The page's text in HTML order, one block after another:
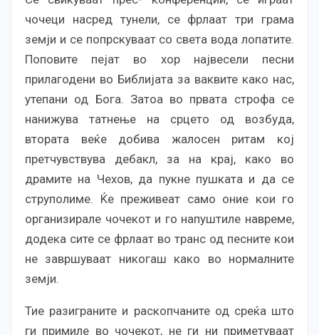
чочеци насред тунели, се фрлаат три грама
земји и се попрскуваат со света вода лопатите.
Поповите пејат во хор највесели песни
прилагодени во Библијата за ваквите како нас,
утепани од Бога. Затоа во првата строфа се
нанижува татнење на срцето од возбуда,
втората веќе добива жалосен ритам кој
претчувствува дебакл, за на крај, како во
драмите на Чехов, да пукне пушката и да се
струполиме. Ќе преживеат само оние кои го
организирале чочекот и го напуштиле навреме,
додека сите се фрлаат во транс од песните кои
не завршуваат никогаш како во нормалните
земји.
Тие разиграните и раскопчаните од среќа што
ги примиле во чочекот, не ги ни приметуваат